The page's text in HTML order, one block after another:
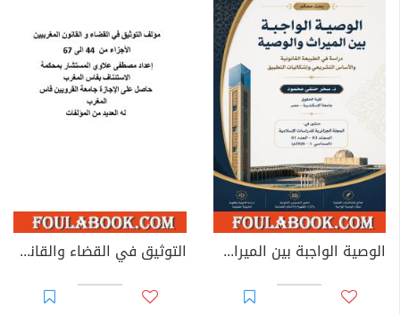
الوصية الواجبة بين الميراث والوصية: دراسة في الطبيعة القانونية والأساس التشريعي وإشكاليات التطبيق التوثيق في القضاء والقانون المغربيين - الأجزاء من 44 إلى 67